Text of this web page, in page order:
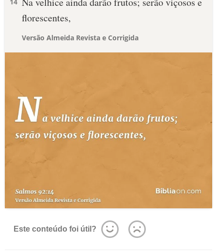
florescentes,
Versão Almeida Revista e Corrigida
Este conteúdo foi útil?